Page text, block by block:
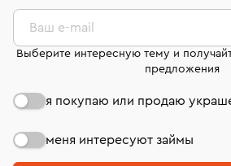
комиссионных украшений и часов
странице«Возврат украшений»
лабораторий
Ваш e-mail
Выберите интересную тему и
предложения
я покупаю или продаю
меня интересуют займы